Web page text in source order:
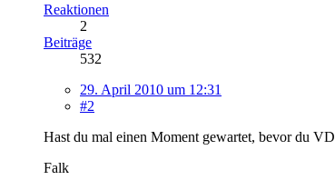
Reaktionen
2
Beiträge
532
29. April 2010 um 12:31
#2
Hast du mal einen Moment gewartet, bevor du
Falk